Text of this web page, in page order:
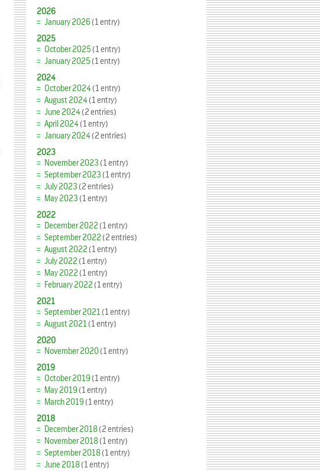
2026
January 2026(1 entry)
2025
October 2025(1 entry)
January 2025(1 entry)
2024
October 2024(1 entry)
August 2024(1 entry)
June 2024(2 entries)
April 2024(1 entry)
January 2024(2 entries)
2023
November 2023(1 entry)
September 2023(1 entry)
July 2023(2 entries)
May 2023(1 entry)
2022
December 2022(1 entry)
September 2022(2 entries)
August 2022(1 entry)
July 2022(1 entry)
May 2022(1 entry)
February 2022(1 entry)
2021
September 2021(1 entry)
August 2021(1 entry)
2020
November 2020(1 entry)
2019
October 2019(1 entry)
May 2019(1 entry)
March 2019(1 entry)
2018
December 2018(2 entries)
November 2018(1 entry)
September 2018(1 entry)
June 2018(1 entry)